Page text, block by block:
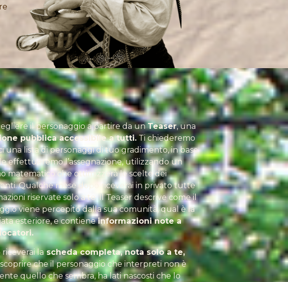
il personaggio a partire da unTeaser, una
pubblica accessibile a tutti.Ti chiederemo
una lista di personaggi di tuo gradimento, in base
effettueremo l’assegnazione, utilizzando un
matematico che ottimizzerà le scelte dei
Qualche mese dopo riceverai in privato tutte
riservate solo a te.Il Teaser descrive come il
viene percepito dalla sua comunità, qual è la
esteriore, e contieneinformazioni note a
lascheda completa, nota solo a te,
che il personaggio che interpreti non è
quello che sembra, ha lati nascosti che lo